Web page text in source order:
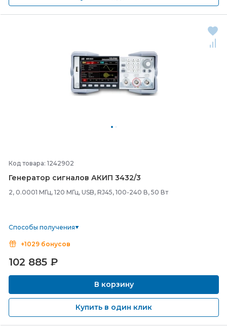
Код товара: 1242902
Генератор сигналов АКИП 3432/3
2, 0.0001 МГц, 120 МГц, USB, RJ45, 100-240 В, 50 Вт
Способы получения
+1029 бонусов
102 885 ₽
В корзину
Купить в один клик